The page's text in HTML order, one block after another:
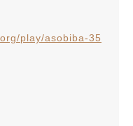
play/asobiba-35